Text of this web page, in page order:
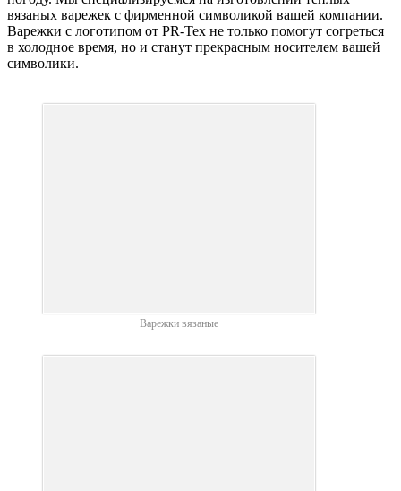
вязаных варежек с фирменной символикой вашей компании.
Варежки с логотипом от PR-Tex не только помогут согреться
в холодное время, но и станут прекрасным носителем вашей
символики.
Варежки вязаные